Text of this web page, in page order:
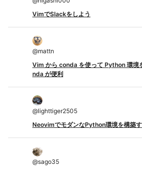
VimでSlackをしよう
@mattn
Vim から conda を使って Python 環境
nda が便利
@lighttiger2505
NeovimでモダンなPython環境を構築
@sago35